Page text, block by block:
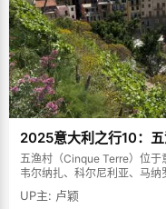
2025意大利之行10：
五渔村（Cinque Terre）位于
韦尔纳扎、科尔尼利亚、马
山傍海，房屋色彩斑斓，1997
UP主: 卢颖